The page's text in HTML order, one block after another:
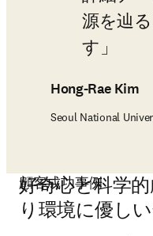
源を辿
す
Hong-Rae Kim
Seoul National
顧客成功事例
好奇心と科学
り環境に優し